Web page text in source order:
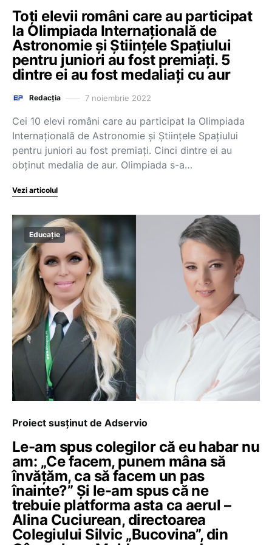
Toți elevii români care au participat
la Olimpiada Internațională de
Astronomie și Științele Spațiului
pentru juniori au fost premiați. 5
dintre ei au fost medaliați cu aur
Redacția 7 noiembrie 2022
Cei 10 elevi români care au participat la Olimpiada
Internațională de Astronomie și Științele Spațiului
pentru juniori au fost premiați. Cinci dintre ei au
obținut medalia de aur. Olimpiada s-a…
Vezi articolul
Educație
Proiect susținut de Adservio
Le-am spus colegilor că eu habar nu
am: „Ce facem, punem mâna să
învățăm, ca să facem un pas
înainte?” Și le-am spus că ne
trebuie platforma asta ca aerul –
Alina Cuciurean, directoarea
Colegiului Silvic „Bucovina”, din